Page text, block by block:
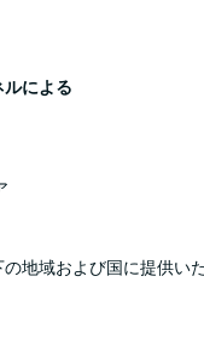
による
地域および国に提供いた